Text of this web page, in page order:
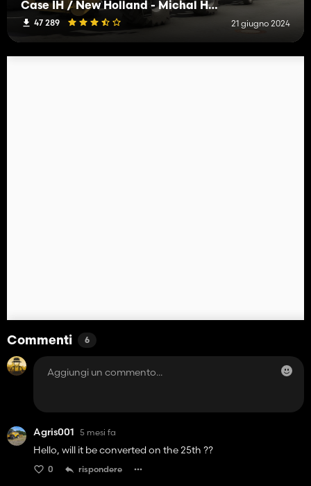
Case IH / New Holland - Michal Horák Edit
47 289 21 giugno 2024
Commenti 6
Agris001 5 mesi fa
Hello, will it be converted on the 25th ??
0 rispondere